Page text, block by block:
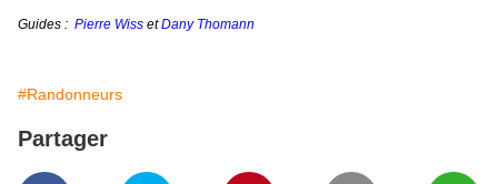
Guides : Pierre Wiss etDany Thomann
#Randonneurs
Partager